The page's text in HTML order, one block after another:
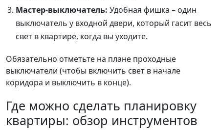
Мастер-выключатель: Удобная фишка – один
выключатель у входной двери, который гасит весь
свет в квартире, когда вы уходите.
Обязательно отметьте на плане проходные
выключатели (чтобы включить свет в начале
коридора и выключить в конце).
Где можно сделать планировку
квартиры: обзор инструментов